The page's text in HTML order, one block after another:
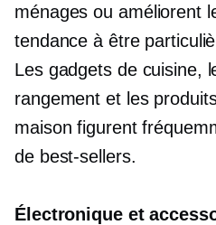
ménages ou améliorent
tendance à être
Les gadgets de cuisine,
rangement et les
maison figurent
de best-sellers.
Électronique et